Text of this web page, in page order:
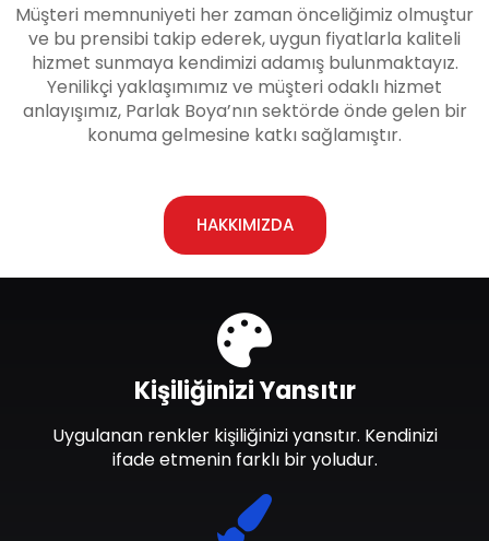
Müşteri memnuniyeti her zaman önceliğimiz olmuştur
ve bu prensibi takip ederek, uygun fiyatlarla kaliteli
hizmet sunmaya kendimizi adamış bulunmaktayız.
Yenilikçi yaklaşımımız ve müşteri odaklı hizmet
anlayışımız, Parlak Boya’nın sektörde önde gelen bir
konuma gelmesine katkı sağlamıştır.
HAKKIMIZDA
Kişiliğinizi Yansıtır
Uygulanan renkler kişiliğinizi yansıtır. Kendinizi
ifade etmenin farklı bir yoludur.